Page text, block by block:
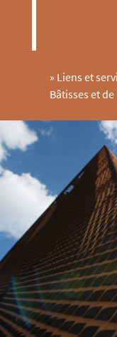
» Liens et
Bâtisses et